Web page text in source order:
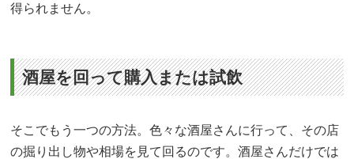
得られません。
酒屋を回って購入または試飲
そこでもう一つの方法。色々な酒屋さんに行って、その店
の掘り出し物や相場を見て回るのです。酒屋さんだけでは